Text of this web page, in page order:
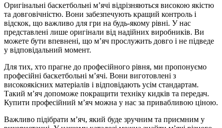
Оригінальні баскетбольні м’ячі відрізняються високою якістю
та довговічністю. Вони забезпечують кращий контроль і
відскок, що важливо для гри на будь-якому рівні. У нас
представлені лише оригінали від надійних виробників. Ви
можете бути впевнені, що м’яч прослужить довго і не підведе
у відповідальний момент.
Для тих, хто прагне до професійного рівня, ми пропонуємо
професійні баскетбольні м’ячі. Вони виготовлені з
високоякісних матеріалів і відповідають усім стандартам.
Такий м’яч допоможе покращити техніку кидків та передач.
Купити професійний м’яч можна у нас за привабливою ціною.
Важливо підібрати м’яч, який буде зручним та приємним у